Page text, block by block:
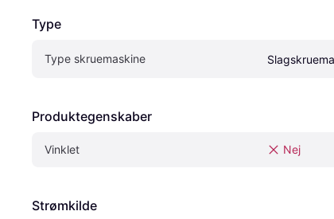
Type
Type skruemaskine
Produktegenskaber
Vinklet Nej
Strømkilde